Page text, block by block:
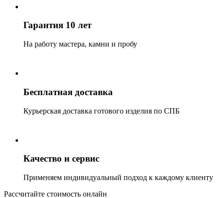
Гарантия 10 лет
На работу мастера, камни и пробу
Бесплатная доставка
Курьерская доставка готового изделия по СПБ
Качество и сервис
Применяем индивидуальный подход к каждому клиенту
Рассчитайте стоимость онлайн